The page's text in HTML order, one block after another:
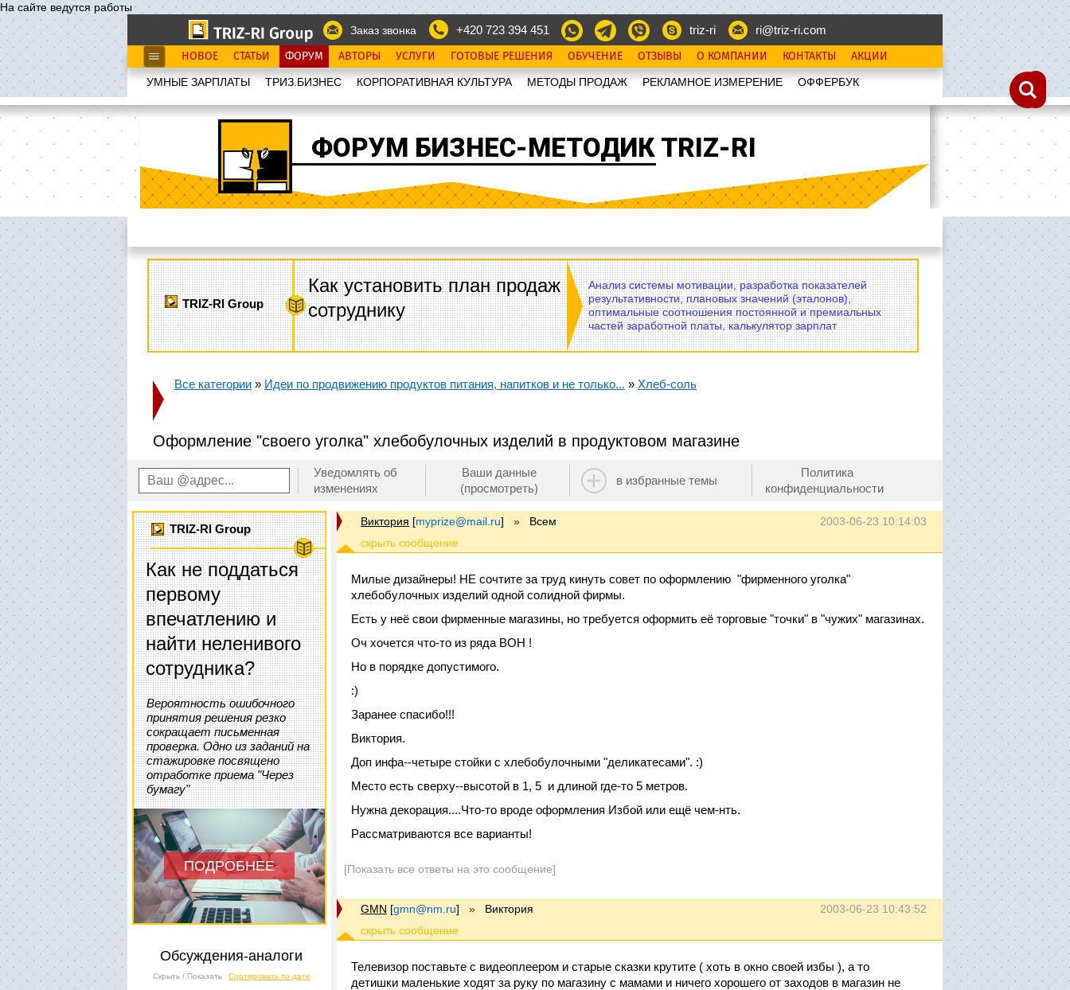
На сайте ведутся работы
Заказ звонка
+420 723 394 451 triz-ri ri@triz-ri.com
НОВОЕ СТАТЬИ ФОРУМ АВТОРЫ УСЛУГИ ГОТОВЫЕ РЕШЕНИЯ ОБУЧЕНИЕ ОТЗЫВЫ О КОМПАНИИ КОНТАКТЫ АКЦИИ
УМНЫЕ ЗАРПЛАТЫ ТРИЗ.БИЗНЕС КОРПОРАТИВНАЯ КУЛЬТУРА МЕТОДЫ ПРОДАЖ РЕКЛАМНОЕ ИЗМЕРЕНИЕ OФФЕРБУК
ФОРУМ БИЗНЕС-МЕТОДИК TRIZ-RI
TRIZ-RI Group
Как установить план продаж
сотруднику
Анализ системы мотивации, разработка показателей
результативности, плановых значений (эталонов),
оптимальные соотношения постоянной и премиальных
частей заработной платы, калькулятор зарплат
Все категории » Идеи по продвижению продуктов питания, напитков и не только... » Хлеб-соль
Оформление "своего уголка" хлебобулочных изделий в продуктовом магазине
Уведомлять об
изменениях
Ваши данные
(просмотреть)
в избранные темы
Политика
конфиденциальности
TRIZ-RI Group
Как не поддаться
первому
впечатлению и
найти неленивого
сотрудника?
Вероятность ошибочного
принятия решения резко
сокращает письменная
проверка. Одно из заданий на
стажировке посвящено
отработке приема "Через
бумагу"
ПОДРОБНЕЕ
Обсуждения-аналоги
Скрыть / Показать Сортировать по дате
2003-06-23 10:14:03
Виктория [myprize@mail.ru] » Всем
Милые дизайнеры! НЕ сочтите за труд кинуть совет по оформлению "фирменного уголка"
хлебобулочных изделий одной солидной фирмы.
Есть у неё свои фирменные магазины, но требуется оформить её торговые "точки" в "чужих" магазинах.
Оч хочется что-то из ряда ВОН !
Но в порядке допустимого.
:)
Заранее спасибо!!!
Виктория.
Доп инфа--четыре стойки с хлебобулочными "деликатесами". :)
Место есть сверху--высотой в 1, 5 и длиной где-то 5 метров.
Нужна декорация....Что-то вроде оформления Избой или ещё чем-нть.
Рассматриваются все варианты!
[Показать все ответы на это сообщение]
2003-06-23 10:43:52
GMN [gmn@nm.ru] » Виктория
Телевизор поставьте с видеоплеером и старые сказки крутите ( хоть в окно своей избы ), а то
детишки маленькие ходят за руку по магазину с мамами и ничего хорошего от заходов в магазин не